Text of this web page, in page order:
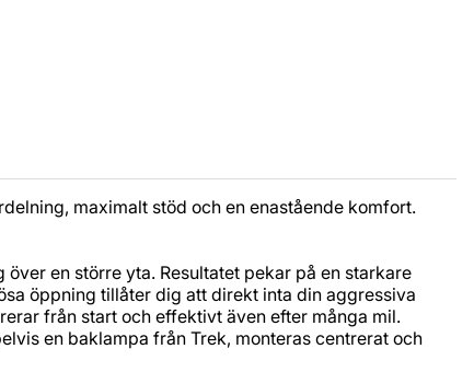
maximalt stöd och en enastående komfort.
en större yta. Resultatet pekar på en starkare
öppning tillåter dig att direkt inta din aggressiva
från start och effektivt även efter många mil.
en baklampa från Trek, monteras centrerat och